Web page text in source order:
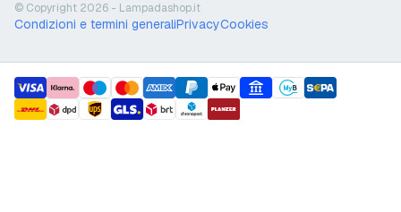
© Copyright 2026 - Lampadashop.it
Condizioni e termini generaliPrivacyCookies
payment methods
shipment methods